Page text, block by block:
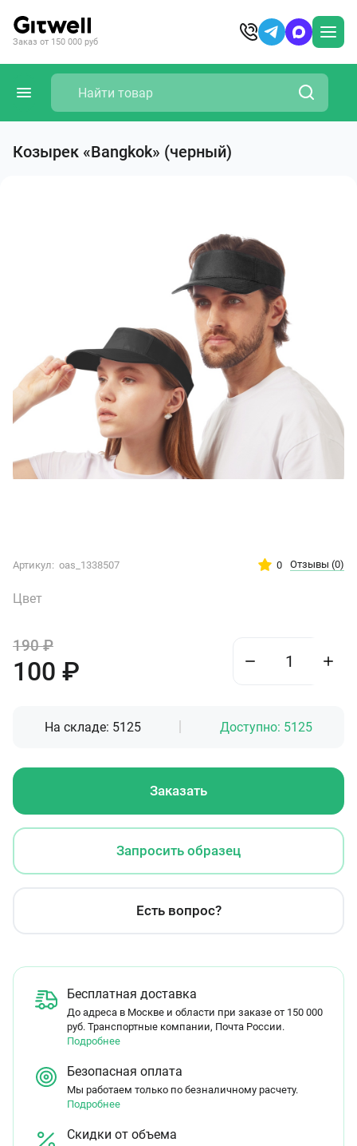
Заказ от 150 000 руб
Козырек «Bangkok» (черный)
Артикул: oas_1338507 0 Отзывы (0)
Цвет
190 ₽
100 ₽
На складе: 5125 Доступно: 5125
Заказать
Запросить образец
Есть вопрос?
Бесплатная доставка
До адреса в Москве и области при заказе от 150 000
руб. Транспортные компании, Почта России.
Подробнее
Безопасная оплата
Мы работаем только по безналичному расчету.
Подробнее
Скидки от объема